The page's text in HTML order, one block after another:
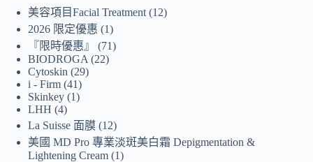
美容項目Facial Treatment 12
2026 限定優惠
1
『限時優惠』
71
BIODROGA
22
Cytoskin
29
i - Firm 41
Skinkey 1
LHH 4
La Suisse 面膜 12
美國 MD Pro 專業淡斑美白霜 Depigmentation &
Lightening Cream 1